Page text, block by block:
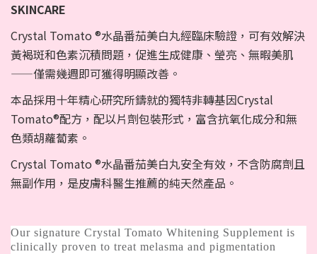
SKINCARE
Crystal Tomato ®水晶番茄美白丸經臨床驗證，可有效解決
黃褐斑和色素沉積問題，促進生成健康、瑩亮、無暇美肌
——僅需幾週即可獲得明顯改善。
本品採用十年精心研究所鑄就的獨特非轉基因Crystal
Tomato®配方，配以片劑包裝形式，富含抗氧化成分和無
色類胡蘿蔔素。
Crystal Tomato ®水晶番茄美白丸安全有效，不含防腐劑且
無副作用，是皮膚科醫生推薦的純天然產品。
Our signature Crystal Tomato Whitening Supplement is
clinically proven to treat melasma and pigmentation